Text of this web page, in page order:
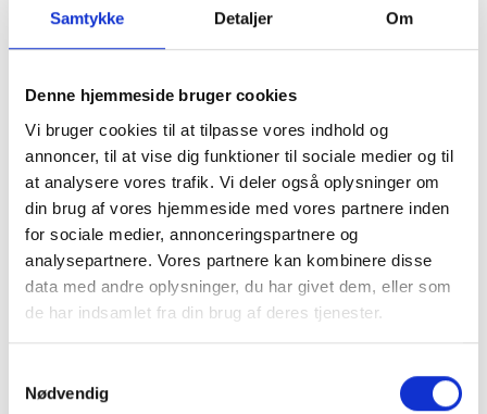
Samtykke Detaljer Om
Denne hjemmeside bruger cookies
Vi bruger cookies til at tilpasse vores indhold og
annoncer, til at vise dig funktioner til sociale medier og til
at analysere vores trafik. Vi deler også oplysninger om
din brug af vores hjemmeside med vores partnere inden
for sociale medier, annonceringspartnere og
analysepartnere. Vores partnere kan kombinere disse
data med andre oplysninger, du har givet dem, eller som
de har indsamlet fra din brug af deres tjenester.
Nødvendig
1. At stelnummeret ikke er blevet manipuleret. Vi har bla. set
et 6-tal eller 9-tal blive til et 8-tal.
eller overmalet
3. At nogle stel ikke har et indgraveret stelnummer, men et
klistermærke på lakeringen, også kaldet et politi
stelnummer. Det kan være svære at afdække svindel i dette
tilfælde.
3. Brug Bikekey til sikkert
ejerskabsflyt
Det kan være svært at spotte et manipuleret stelnummer og